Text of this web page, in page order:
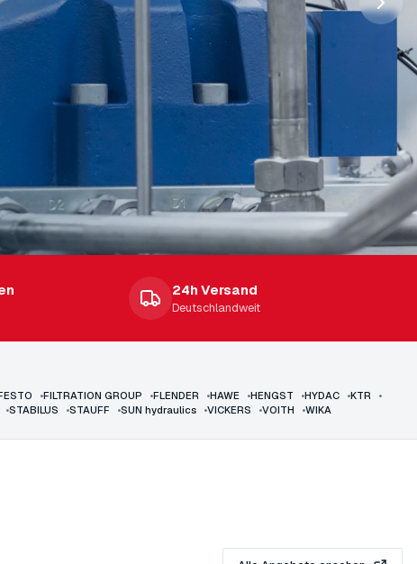
24h Versand
Deutschlandweit
•FILTRATION GROUP •FLENDER •HAWE •HENGST •HYDAC •KTR
•
•STABILUS •STAUFF •SUN hydraulics •VICKERS •VOITH •WIKA